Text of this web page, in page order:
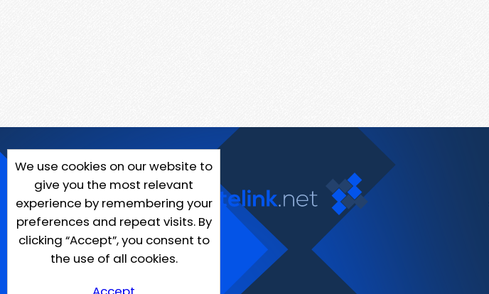
We use cookies on our website to
give you the most relevant
experience by remembering your
preferences and repeat visits. By
clicking “Accept”, you consent to
the use of all cookies.